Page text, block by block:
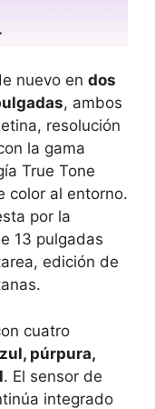
nuevo en dos
, ambos
resolución
la gama
True Tone
color al entorno.
por la
13 pulgadas
edición de
cuatro
púrpura,
. El sensor de
integrado